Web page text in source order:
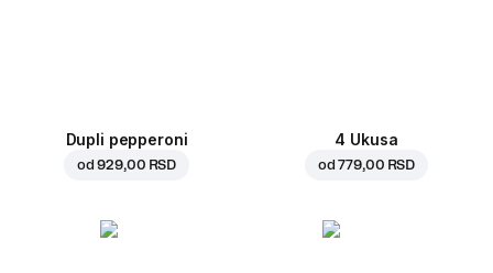
Dupli pepperoni
od929,00 RSD
4 Ukusa
od779,00 RSD